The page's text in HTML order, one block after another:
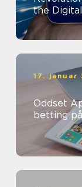
the
17. januar
Oddset
betting